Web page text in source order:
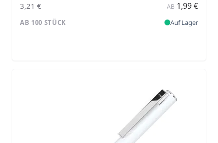
3,21 € AB 1,99 €
AB 100 STÜCK Auf Lager